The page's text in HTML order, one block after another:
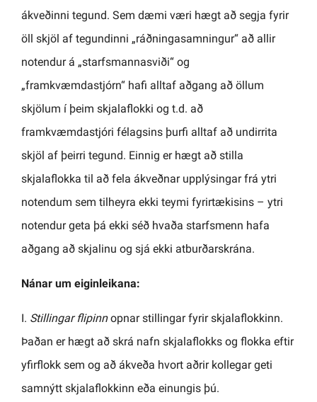
ákveðinni tegund. Sem dæmi væri hægt að segja fyrir
öll skjöl af tegundinni „ráðningasamningur“ að allir
notendur á „starfsmannasviði“ og
„framkvæmdastjórn“ hafi alltaf aðgang að öllum
skjölum í þeim skjalaflokki og t.d. að
framkvæmdastjóri félagsins þurfi alltaf að undirrita
skjöl af þeirri tegund. Einnig er hægt að stilla
skjalaflokka til að fela ákveðnar upplýsingar frá ytri
notendum sem tilheyra ekki teymi fyrirtækisins – ytri
notendur geta þá ekki séð hvaða starfsmenn hafa
aðgang að skjalinu og sjá ekki atburðarskrána.
Nánar um eiginleikana:
I. Stillingar flipinnopnar stillingar fyrir skjalaflokkinn.
Þaðan er hægt að skrá nafn skjalaflokks og flokka eftir
yfirflokk sem og að ákveða hvort aðrir kollegar geti
samnýtt skjalaflokkinn eða einungis þú.